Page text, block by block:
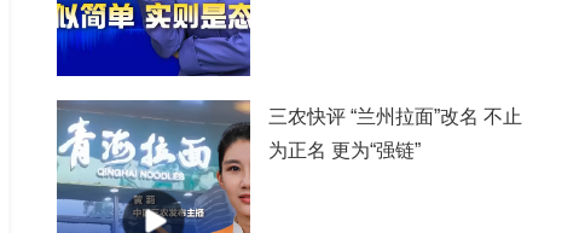
三农快评 “兰州拉面”改名 不止
为正名 更为“强链”